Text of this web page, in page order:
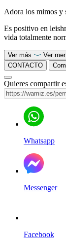
Adora los mimos y
Es positivo en
vida totalmente
Ver más
Ver
CONTACTO
Quieres compartir
Whatsapp
Messenger
Facebook